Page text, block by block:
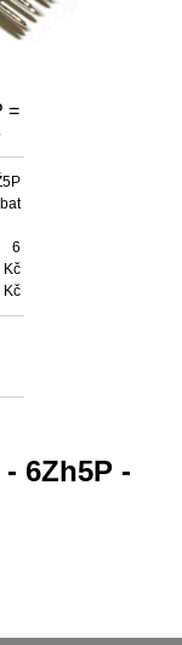
=
6
Kč
Kč
6Zh5P -